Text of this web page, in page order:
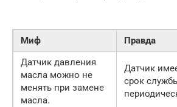
Миф
Правда
Датчик давления
масла можно не
менять при замене
масла.
Датчик
срок